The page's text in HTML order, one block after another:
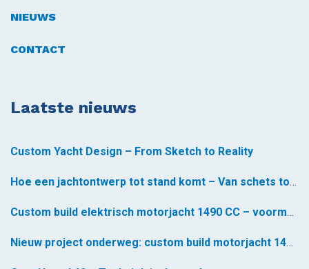
NIEUWS
CONTACT
Laatste nieuws
Custom Yacht Design – From Sketch to Reality
Hoe een jachtontwerp tot stand komt – Van schets tot realiteit *
Custom build elektrisch motorjacht 1490 CC – voormontage gestart
Nieuw project onderweg: custom build motorjacht 1490 CC